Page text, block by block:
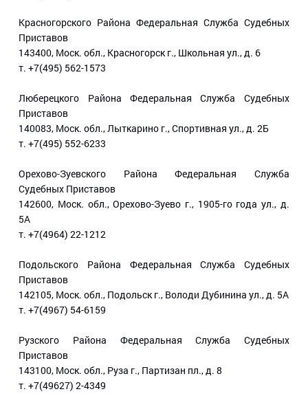
Красногорского Района Федеральная Служба Судебных
Приставов
143400, Моск. обл., Красногорск г., Школьная ул., д. 6
т. +7(495) 562-1573
Люберецкого Района Федеральная Служба Судебных
Приставов
140083, Моск. обл., Лыткарино г., Спортивная ул., д. 2Б
т. +7(495) 552-6233
Орехово-Зуевского Района Федеральная Служба
Судебных Приставов
142600, Моск. обл., Орехово-Зуево г., 1905-го года ул., д.
5А
т. +7(4964) 22-1212
Подольского Района Федеральная Служба Судебных
Приставов
142105, Моск. обл., Подольск г., Володи Дубинина ул., д. 5А
т. +7(4967) 54-6159
Рузского Района Федеральная Служба Судебных
Приставов
143100, Моск. обл., Руза г., Партизан пл., д. 8
т. +7(49627) 2-4349